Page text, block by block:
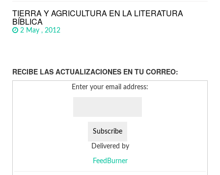
TIERRA Y AGRICULTURA EN LA LITERATURA
BÍBLICA
2 May , 2012
RECIBE LAS ACTUALIZACIONES EN TU CORREO:
Enter your email address:
Delivered by
FeedBurner